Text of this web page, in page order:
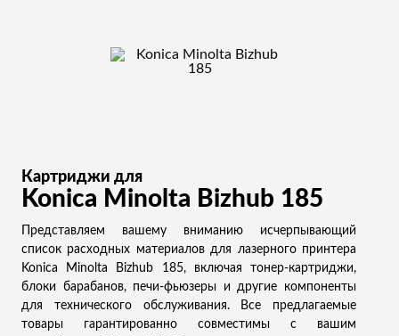
Картриджи для
Konica Minolta Bizhub 185
Представляем вашему вниманию исчерпывающий
список расходных материалов для лазерного принтера
Konica Minolta Bizhub 185, включая тонер-картриджи,
блоки барабанов, печи-фьюзеры и другие компоненты
для технического обслуживания. Все предлагаемые
товары гарантированно совместимы с вашим